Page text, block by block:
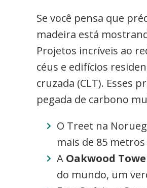
Se você pensa que
madeira está
Projetos incríveis ao
céus e edifícios
cruzada (CLT). Esses
pegada de carbono
O Treet na
mais de 85
A Oakwood
do mundo, um